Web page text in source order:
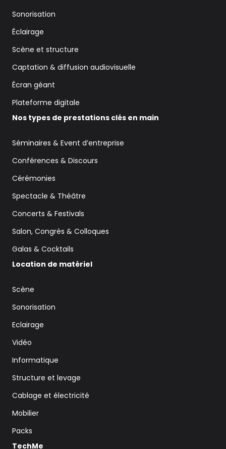
Sonorisation
Éclairage
Scène et structure
Captation & diffusion audiovisuelle
Écran géant
Plateforme digitale
Nos types de prestations clés en main
Séminaires & Event d’entreprise
Conférences & Discours
Cérémonies
Spectacle & Théâtre
Concerts & Festivals
Salon, Congrès & Colloques
Galas & Cocktails
Location de matériel
Scène
Sonorisation
Eclairage
Vidéo
Informatique
Structure et levage
Cablage et électricité
Mobilier
Packs
TechMe